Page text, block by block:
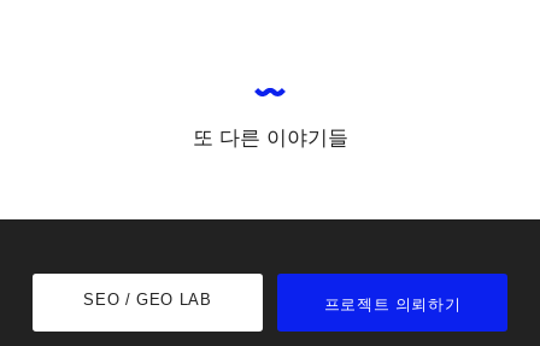
또 다른 이야기들
SEO / GEO LAB 프로젝트 의뢰하기